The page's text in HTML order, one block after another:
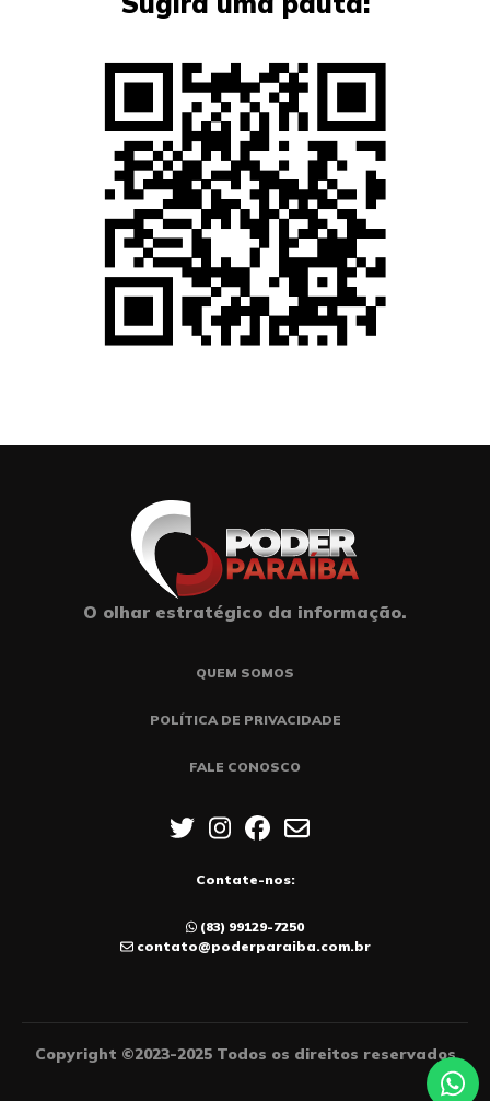
O olhar estratégico da informação.
QUEM SOMOS
POLÍTICA DE PRIVACIDADE
FALE CONOSCO
Contate-nos:
(83) 99129-7250
contato@poderparaiba.com.br
Copyright ©2023-2025 Todos os direitos reservados